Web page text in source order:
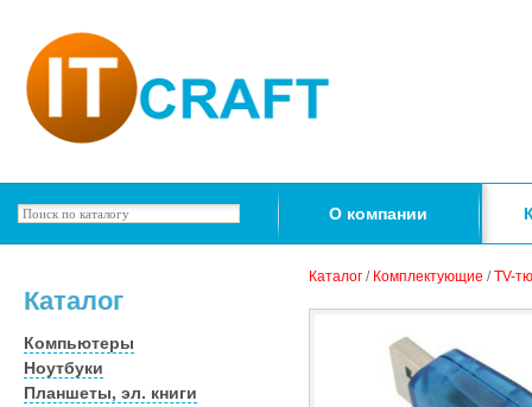
О компании
Каталог
Компьютеры
Ноутбуки
Планшеты, эл. книги
Каталог / Комплектующие /TV-